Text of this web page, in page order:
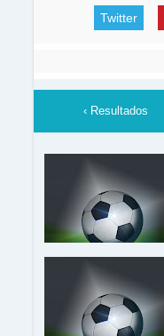
Twitter
‹ Resultados